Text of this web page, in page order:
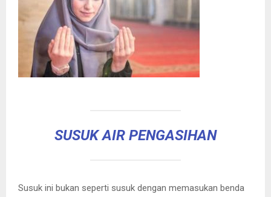
SUSUK AIR PENGASIHAN
Susuk ini bukan seperti susuk dengan memasukan benda